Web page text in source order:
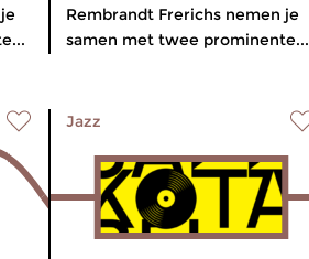
Rembrandt Frerichs nemen je
samen met twee prominente...
Jazz